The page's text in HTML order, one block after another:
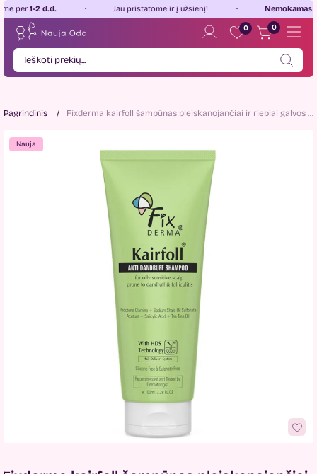
1-2 d.d. Jau pristatome ir į užsienį! Nemokamas
0 0
Pagrindinis Fixderma kairfoll šampūnas pleiskanojančiai ir riebiai galvos odai 100ml.
Nauja